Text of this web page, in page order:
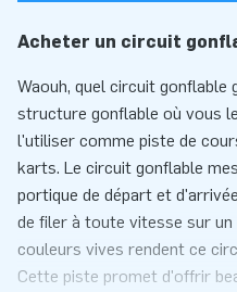
Acheter un circuit
Waouh, quel circuit gonflable
structure gonflable où vous
l'utiliser comme piste de
karts. Le circuit gonflable
portique de départ et
de filer à toute vitesse sur
couleurs vives rendent ce
Cette piste promet d'offrir